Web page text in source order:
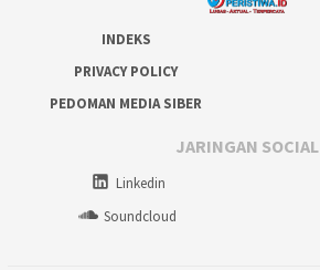
INDEKS
PRIVACY POLICY
PEDOMAN MEDIA SIBER
JARINGAN SOCIAL
Linkedin
Soundcloud